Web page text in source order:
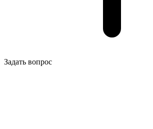
Задать вопрос